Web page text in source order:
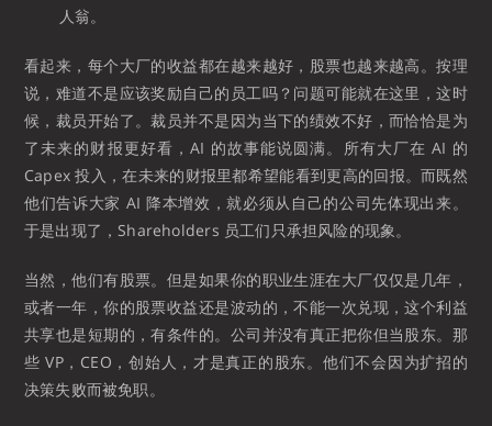
人翁。
看起来，每个大厂的收益都在越来越好，股票也越来越高。按理
说，难道不是应该奖励自己的员工吗？问题可能就在这里，这时
候，裁员开始了。裁员并不是因为当下的绩效不好，而恰恰是为
了未来的财报更好看，AI 的故事能说圆满。所有大厂在 AI 的
Capex 投入，在未来的财报里都希望能看到更高的回报。而既然
他们告诉大家 AI 降本增效，就必须从自己的公司先体现出来。
于是出现了，Shareholders 员工们只承担风险的现象。
当然，他们有股票。但是如果你的职业生涯在大厂仅仅是几年，
或者一年，你的股票收益还是波动的，不能一次兑现，这个利益
共享也是短期的，有条件的。公司并没有真正把你但当股东。那
些 VP，CEO，创始人，才是真正的股东。他们不会因为扩招的
决策失败而被免职。